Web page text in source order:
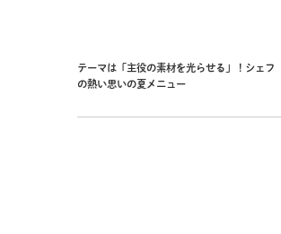
テーマは「主役の素材を光らせる」！シェフ
の熱い思いの夏メニュー